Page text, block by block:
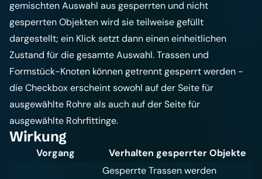
gemischten Auswahl aus gesperrten und nicht
gesperrten Objekten wird sie teilweise gefüllt
dargestellt; ein Klick setzt dann einen einheitlichen
Zustand für die gesamte Auswahl. Trassen und
Formstück-Knoten können getrennt gesperrt werden -
die Checkbox erscheint sowohl auf der Seite für
ausgewählte Rohre als auch auf der Seite für
ausgewählte Rohrfittinge.
Wirkung
Vorgang Verhalten gesperrter Objekte
Gesperrte Trassen werden